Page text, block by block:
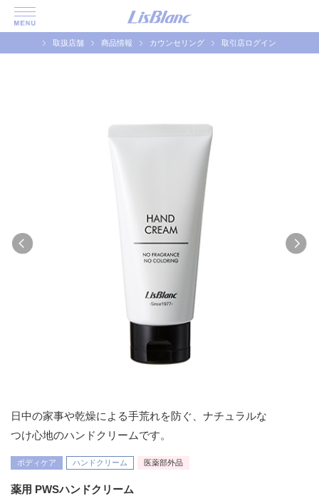
取扱店舗 商品情報 カウンセリング 取引店ログイン
日中の家事や乾燥による手荒れを防ぐ、ナチュラルな
つけ心地のハンドクリームです。
ボディケア ハンドクリーム 医薬部外品
薬用 PWSハンドクリーム